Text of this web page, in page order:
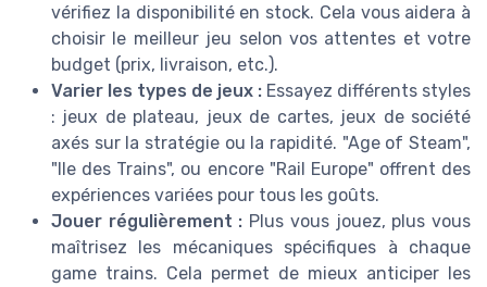
vérifiez la disponibilité en stock. Cela vous aidera à
choisir le meilleur jeu selon vos attentes et votre
budget (prix, livraison, etc.).
Varier les types de jeux : Essayez différents styles
: jeux de plateau, jeux de cartes, jeux de société
axés sur la stratégie ou la rapidité. "Age of Steam",
"Ile des Trains", ou encore "Rail Europe" offrent des
expériences variées pour tous les goûts.
Jouer régulièrement : Plus vous jouez, plus vous
maîtrisez les mécaniques spécifiques à chaque
game trains. Cela permet de mieux anticiper les